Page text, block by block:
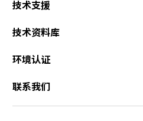
技术支援
技术资料库
环境认证
联系我们